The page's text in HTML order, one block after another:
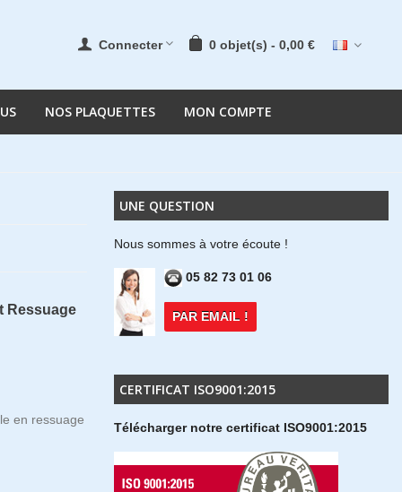
Connecter 0 objet(s) - 0,00 €
NOS PLAQUETTES MON COMPTE
UNE QUESTION
Nous sommes à votre écoute !
05 82 73 01 06
PAR EMAIL !
CERTIFICAT ISO9001:2015
Télécharger notre certificat ISO9001:2015
Ressuage
en ressuage